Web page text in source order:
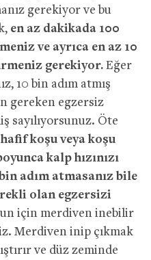
gerekiyor ve bu
en az dakikada 100
ve ayrıca en az 10
gerekiyor. Eğer
10 bin adım atmış
gereken egzersiz
sayılıyorsunuz. Öte
koşu veya koşu
kalp hızınızı
adım atmasanız bile
olan egzersizi
için merdiven inebilir
Merdiven inip çıkmak
ve düz zeminde